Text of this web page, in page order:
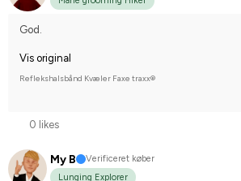
God.
Vis original
Reflekshalsbånd Kvæler Faxe traxx®
0 likes
My B
Verificeret køber
Lunging Explorer